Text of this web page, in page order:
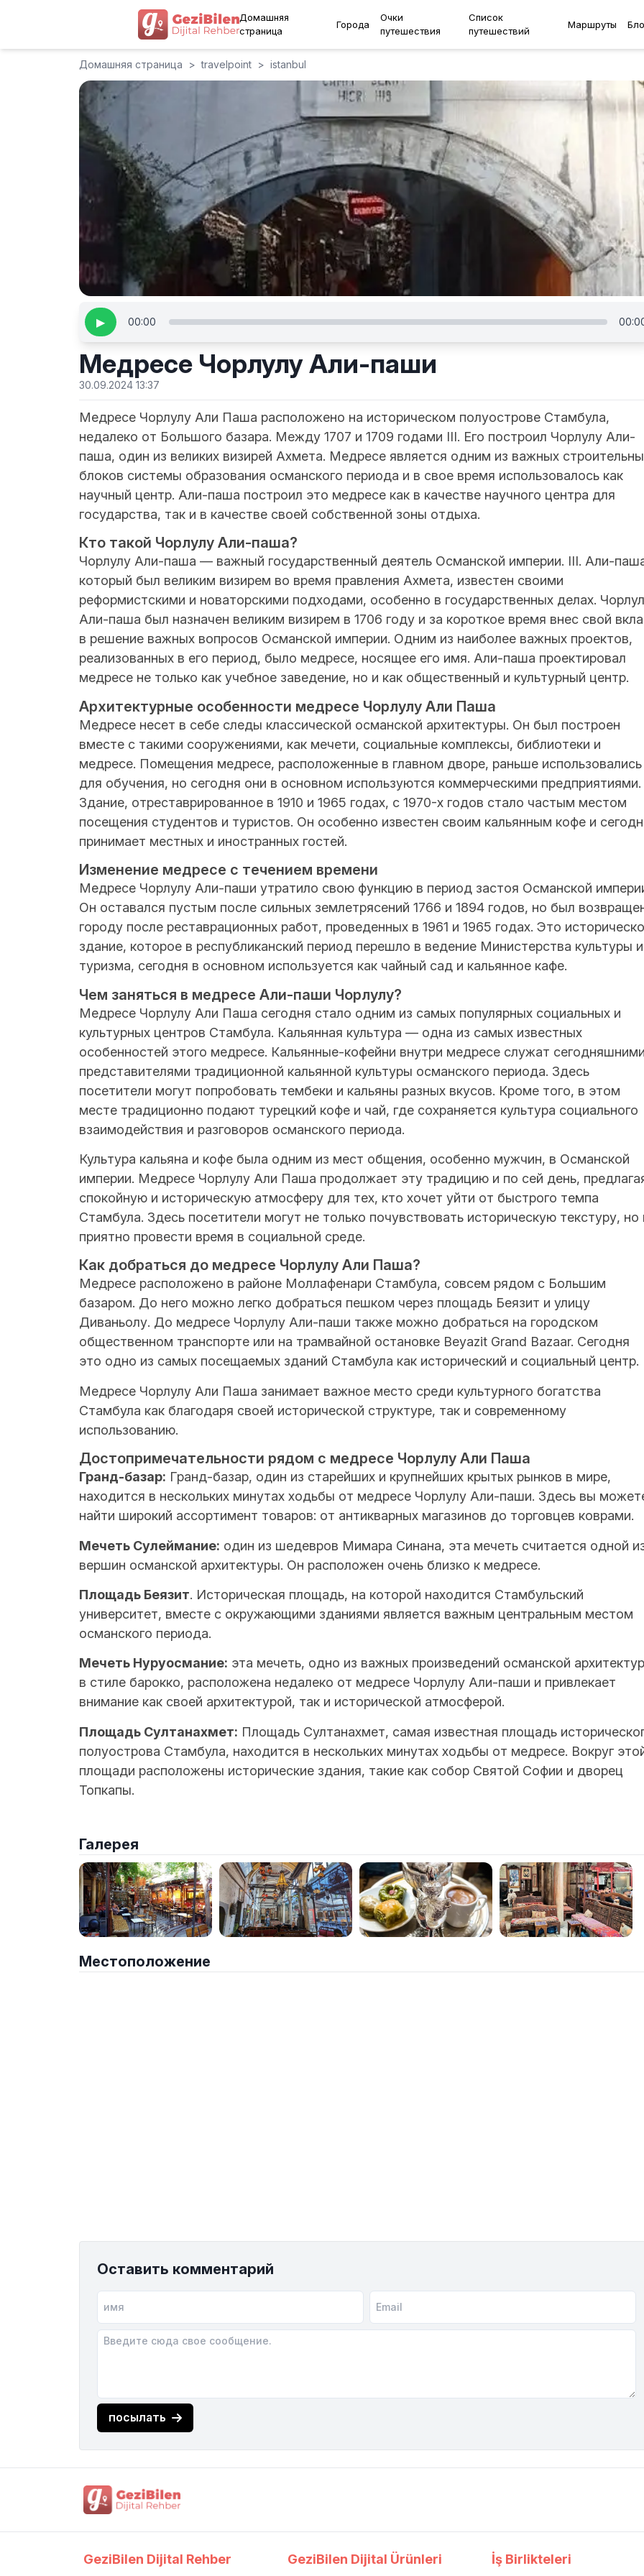
Домашняя
страница
Города
Очки
путешествия
Список
путешествий
Маршруты
Домашняя страница > travelpoint > istanbul
▶ 00:00
Медресе Чорлулу Али-паши
30.09.2024 13:37
Медресе Чорлулу Али Паша расположено на историческом полуострове Стамбула,
недалеко от Большого базара. Между 1707 и 1709 годами III. Его построил Чорлулу Али-
паша, один из великих визирей Ахмета. Медресе является одним из важных
блоков системы образования османского периода и в свое время использовалось как
научный центр. Али-паша построил это медресе как в качестве научного центра для
государства, так и в качестве своей собственной зоны отдыха.
Кто такой Чорлулу Али-паша?
Чорлулу Али-паша — важный государственный деятель Османской империи. III. Али-
который был великим визирем во время правления Ахмета, известен своими
реформистскими и новаторскими подходами, особенно в государственных делах.
Али-паша был назначен великим визирем в 1706 году и за короткое время внес свой
в решение важных вопросов Османской империи. Одним из наиболее важных проектов,
реализованных в его период, было медресе, носящее его имя. Али-паша проектировал
медресе не только как учебное заведение, но и как общественный и культурный центр.
Архитектурные особенности медресе Чорлулу Али Паша
Медресе несет в себе следы классической османской архитектуры. Он был построен
вместе с такими сооружениями, как мечети, социальные комплексы, библиотеки и
медресе. Помещения медресе, расположенные в главном дворе, раньше использовались
для обучения, но сегодня они в основном используются коммерческими предприятиями.
Здание, отреставрированное в 1910 и 1965 годах, с 1970-х годов стало частым местом
посещения студентов и туристов. Он особенно известен своим кальянным кофе и
принимает местных и иностранных гостей.
Изменение медресе с течением времени
Медресе Чорлулу Али-паши утратило свою функцию в период застоя Османской
Он оставался пустым после сильных землетрясений 1766 и 1894 годов, но был
городу после реставрационных работ, проведенных в 1961 и 1965 годах. Это
здание, которое в республиканский период перешло в ведение Министерства культуры и
туризма, сегодня в основном используется как чайный сад и кальянное кафе.
Чем заняться в медресе Али-паши Чорлулу?
Медресе Чорлулу Али Паша сегодня стало одним из самых популярных социальных и
культурных центров Стамбула. Кальянная культура — одна из самых известных
особенностей этого медресе. Кальянные-кофейни внутри медресе служат
представителями традиционной кальянной культуры османского периода. Здесь
посетители могут попробовать тембеки и кальяны разных вкусов. Кроме того, в этом
месте традиционно подают турецкий кофе и чай, где сохраняется культура социального
взаимодействия и разговоров османского периода.
Культура кальяна и кофе была одним из мест общения, особенно мужчин, в Османской
империи. Медресе Чорлулу Али Паша продолжает эту традицию и по сей день,
спокойную и историческую атмосферу для тех, кто хочет уйти от быстрого темпа
Стамбула. Здесь посетители могут не только почувствовать историческую текстуру, но
приятно провести время в социальной среде.
Как добраться до медресе Чорлулу Али Паша?
Медресе расположено в районе Моллафенари Стамбула, совсем рядом с Большим
базаром. До него можно легко добраться пешком через площадь Беязит и улицу
Диваньолу. До медресе Чорлулу Али-паши также можно добраться на городском
общественном транспорте или на трамвайной остановке Beyazit Grand Bazaar. Сегодня
это одно из самых посещаемых зданий Стамбула как исторический и социальный центр.
Медресе Чорлулу Али Паша занимает важное место среди культурного богатства
Стамбула как благодаря своей исторической структуре, так и современному
использованию.
Достопримечательности рядом с медресе Чорлулу Али Паша
Гранд-базар: Гранд-базар, один из старейших и крупнейших крытых рынков в мире,
находится в нескольких минутах ходьбы от медресе Чорлулу Али-паши. Здесь вы
найти широкий ассортимент товаров: от антикварных магазинов до торговцев коврами.
Мечеть Сулеймание: один из шедевров Мимара Синана, эта мечеть считается одной
вершин османской архитектуры. Он расположен очень близко к медресе.
Площадь Беязит. Историческая площадь, на которой находится Стамбульский
университет, вместе с окружающими зданиями является важным центральным местом
османского периода.
Мечеть Нуруосмание: эта мечеть, одно из важных произведений османской
в стиле барокко, расположена недалеко от медресе Чорлулу Али-паши и привлекает
внимание как своей архитектурой, так и исторической атмосферой.
Площадь Султанахмет: Площадь Султанахмет, самая известная площадь
полуострова Стамбула, находится в нескольких минутах ходьбы от медресе. Вокруг
площади расположены исторические здания, такие как собор Святой Софии и дворец
Топкапы.
Галерея
Местоположение
Оставить комментарий
посылать
GeziBilen Dijital Rehber GeziBilen Dijital Ürünleri İş Birlikteleri